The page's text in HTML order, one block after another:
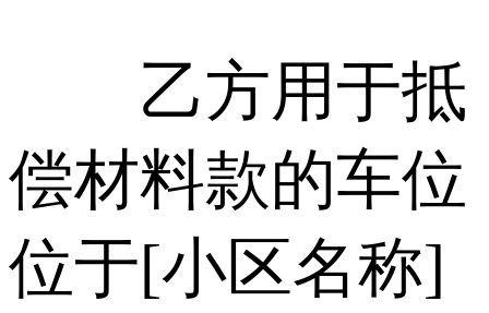
乙方用于抵
偿材料款的车位
位于[小区名称]